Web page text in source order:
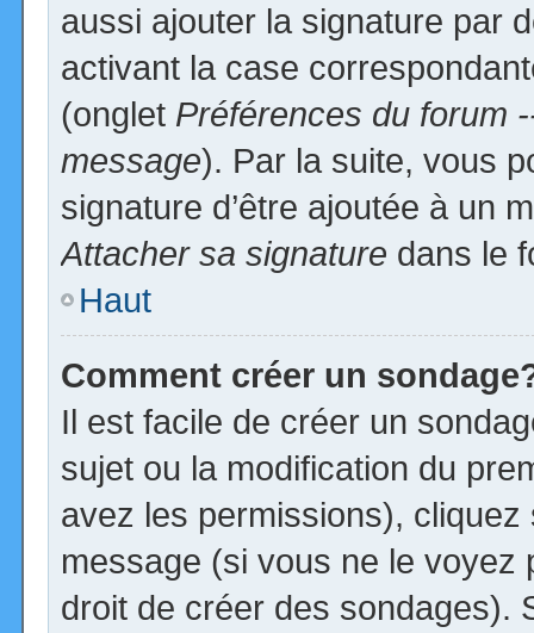
aussi ajouter la signature par
activant la case
(onglet Préférences du forum
message). Par la suite, vous
signature d’être ajoutée à un
Attacher sa signature dans le
Haut
Comment créer un
Il est facile de créer un
sujet ou la modification du
avez les permissions), cliquez
message (si vous ne le voyez
droit de créer des sondages).